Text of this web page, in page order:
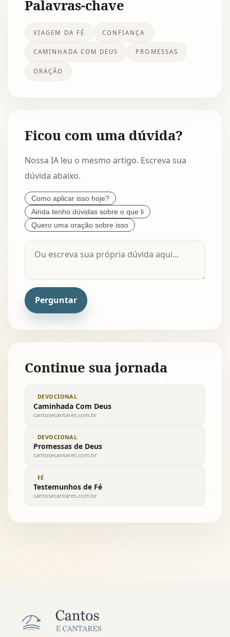
Palavras-chave
VIAGEM DA FÉ CONFIANÇA
CAMINHADA COM DEUS PROMESSAS
ORAÇÃO
Ficou com uma dúvida?
Nossa IA leu o mesmo artigo. Escreva sua
dúvida abaixo.
Como aplicar isso hoje?
Ainda tenho dúvidas sobre o que li
Quero uma oração sobre isso
Perguntar
Continue sua jornada
DEVOCIONAL
Caminhada Com Deus
cantosecantares.com.br
DEVOCIONAL
Promessas de Deus
cantosecantares.com.br
FÉ
Testemunhos de Fé
cantosecantares.com.br